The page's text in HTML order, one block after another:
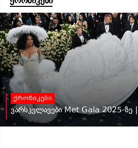
ქრონიკები
ვარსკვლავები Met Gala 2025-ზე